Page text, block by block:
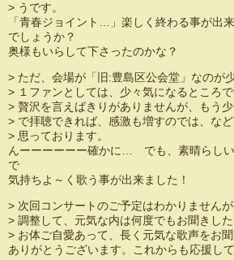
> うです。
「青春ジョイント…」楽しく終わる事が出
でしょうか？
奥様もいらして下さったのかな？
> ただ、会場が「旧:豊島区公会堂」なのが
> １ファンとしては、少々気になるところで
> 贅沢を言えばきりがありませんが、もう
> で拝聴できれば、感激も増すのでは、な
> 思っております。
んーーーーーー確かに… でも、素晴らし
で
気持ちよ～く歌う事が出来ました！
> 次回コンサートのご予定はわかりません
> 調整して、元気な内は何度でもお聞きした
> お体ご自愛あって、長く元気な歌声をお聞
ありがとうございます。これからも応援し